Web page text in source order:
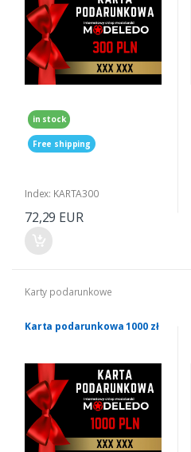
in stock
Free shipping
Index: KARTA300
72,29 EUR
Karty podarunkowe
Karta podarunkowa 1000 zł